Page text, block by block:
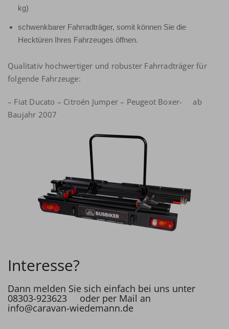
kg)
schwenkbarer Fahrradträger, somit können Sie die
Hecktüren Ihres Fahrzeuges öffnen.
Qualitativ hochwertiger und robuster Fahrradträger für
folgende Fahrzeuge:
– Fiat Ducato – Citroén Jumper – Peugeot Boxer- ab
Baujahr 2007
Interesse?
Dann melden Sie sich einfach bei uns unter
08303-923623 oder per Mail an
info@caravan-wiedemann.de